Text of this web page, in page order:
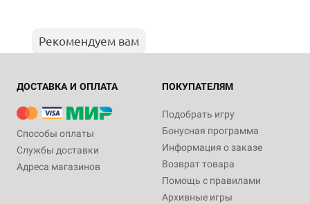
Рекомендуем вам
ДОСТАВКА И ОПЛАТА
Способы оплаты
Службы доставки
Адреса магазинов
ПОКУПАТЕЛЯМ
Подобрать игру
Бонусная программа
Информация о заказе
Возврат товара
Помощь с правилами
Архивные игры